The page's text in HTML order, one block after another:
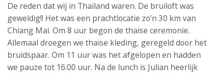
De reden dat wij in Thailand waren. De bruiloft was
geweldig!! Het was een prachtlocatie zo’n 30 km van
Chiang Mai. Om 8 uur begon de thaise ceremonie.
Allemaal droegen we thaise kleding, geregeld door het
bruidspaar. Om 11 uur was het afgelopen en hadden
we pauze tot 16.00 uur. Na de lunch is Julian heerlijk